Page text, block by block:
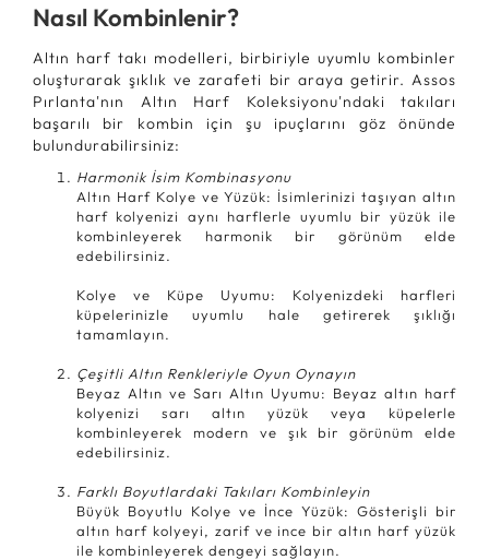
Nasıl Kombinlenir?
Altın harf takı modelleri, birbiriyle uyumlu kombinler
oluşturarak şıklık ve zarafeti bir araya getirir. Assos
Pırlanta'nın Altın Harf Koleksiyonu'ndaki takıları
başarılı bir kombin için şu ipuçlarını göz önünde
bulundurabilirsiniz:
Harmonik İsim Kombinasyonu
Altın Harf Kolye ve Yüzük: İsimlerinizi taşıyan altın
harf kolyenizi aynı harflerle uyumlu bir yüzük ile
kombinleyerek harmonik bir görünüm elde
edebilirsiniz.
Kolye ve Küpe Uyumu: Kolyenizdeki harfleri
küpelerinizle uyumlu hale getirerek şıklığı
tamamlayın.
Çeşitli Altın Renkleriyle Oyun Oynayın
Beyaz Altın ve Sarı Altın Uyumu: Beyaz altın harf
kolyenizi sarı altın yüzük veya küpelerle
kombinleyerek modern ve şık bir görünüm elde
edebilirsiniz.
Farklı Boyutlardaki Takıları Kombinleyin
Büyük Boyutlu Kolye ve İnce Yüzük: Gösterişli bir
altın harf kolyeyi, zarif ve ince bir altın harf yüzük
ile kombinleyerek dengeyi sağlayın.